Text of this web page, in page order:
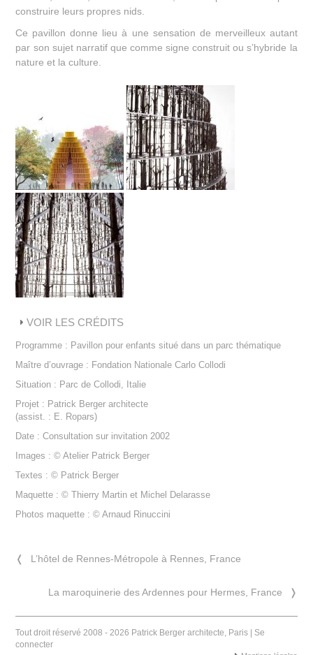
construire leurs propres nids.
Ce pavillon donne lieu à une sensation de merveilleux autant
par son sujet narratif que comme signe construit ou s’hybride la
nature et la culture.
VOIR LES CRÉDITS
Programme : Pavillon pour enfants situé dans un parc thématique
Maître d’ouvrage : Fondation Nationale Carlo Collodi
Situation : Parc de Collodi, Italie
Projet : Patrick Berger architecte
(assist. : E. Ropars)
Date : Consultation sur invitation 2002
Images : © Atelier Patrick Berger
Textes : © Patrick Berger
Maquette : © Thierry Martin et Michel Delarasse
Photos maquette : © Arnaud Rinuccini
❬ L’hôtel de Rennes-Métropole à Rennes, France
La maroquinerie des Ardennes pour Hermes, France ❭
Tout droit réservé 2008 - 2026 Patrick Berger architecte, Paris | Se
connecter